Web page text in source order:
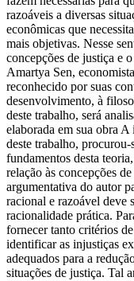
razoáveis a diversas
econômicas que
mais objetivas. Nesse
concepções de justiça e
Amartya Sen,
reconhecido por suas
desenvolvimento, à
deste trabalho, será
elaborada em sua obra
deste trabalho,
fundamentos desta
relação às concepções
argumentativa do autor
racional e razoável deve
racionalidade prática.
fornecer tanto critérios
identificar as injustiças
adequados para a
situações de justiça. Tal